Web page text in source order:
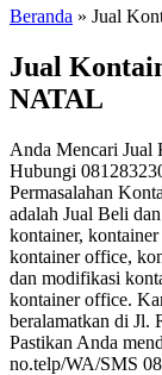
Beranda » Jual
Jual
NATAL
Anda Mencari
Hubungi
Permasalahan
adalah Jual Beli
kontainer,
kontainer office,
dan modifikasi
kontainer office.
beralamatkan di Jl.
Pastikan Anda
no.telp/WA/SMS